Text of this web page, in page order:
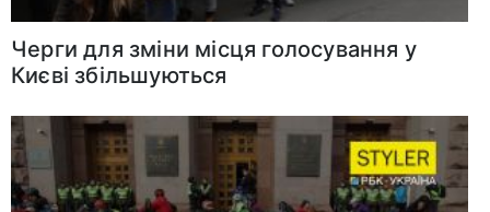
Черги для зміни місця голосування у
Києві збільшуються